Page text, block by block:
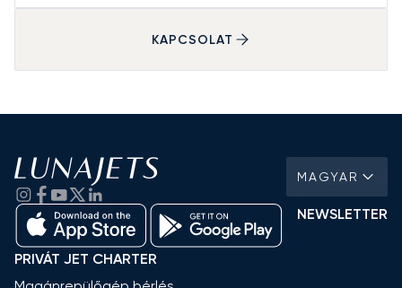
KAPCSOLAT
MAGYAR
NEWSLETTER
PRIVÁT JET CHARTER